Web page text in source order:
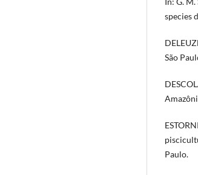
species
São
Paulo.